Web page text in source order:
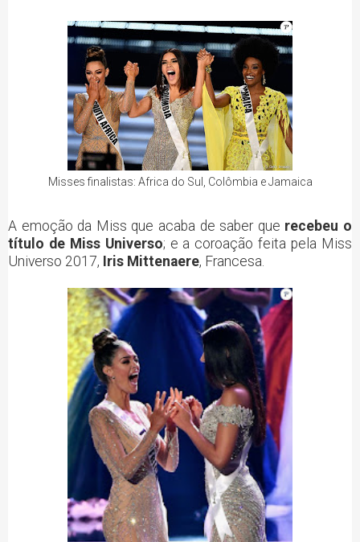
Misses finalistas: Africa do Sul, Colômbia e Jamaica
A emoção da Miss que acaba de saber que recebeu o
título de Miss Universo; e a coroação feita pela Miss
Universo 2017, Iris Mittenaere, Francesa.